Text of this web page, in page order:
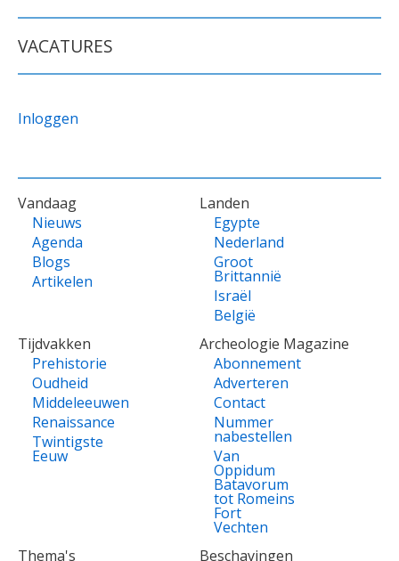
VACATURES
Inloggen
VOET
Vandaag
Nieuws
Agenda
Blogs
Artikelen
Landen
Egypte
Nederland
Groot
Brittannië
Israël
België
Tijdvakken
Prehistorie
Oudheid
Middeleeuwen
Renaissance
Twintigste
Eeuw
Archeologie Magazine
Abonnement
Adverteren
Contact
Nummer
nabestellen
Van
Oppidum
Batavorum
tot Romeins
Fort
Vechten
Thema's
Beschavingen